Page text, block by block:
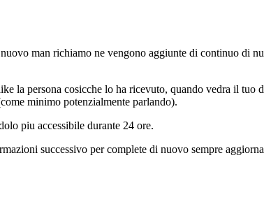
man richiamo ne vengono aggiunte di continuo di
la persona cosicche lo ha ricevuto, quando vedra il tuo
minimo potenzialmente parlando).
piu accessibile durante 24 ore.
successivo per complete di nuovo sempre